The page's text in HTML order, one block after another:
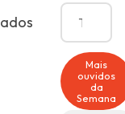
Mais
ouvidos
da
Semana